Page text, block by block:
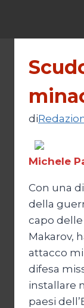
contenuto
di
Michele
Con una
della
capo
Makarov,
attacco
difesa
installare
paesi